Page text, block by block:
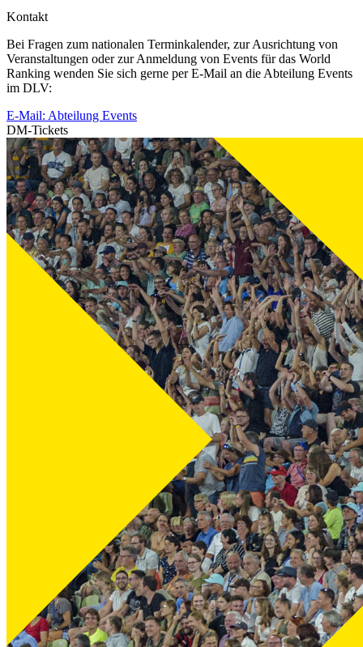
Kontakt
Bei Fragen zum nationalen Terminkalender, zur Ausrichtung von
Veranstaltungen oder zur Anmeldung von Events für das World
Ranking wenden Sie sich gerne per E-Mail an die Abteilung Events
im DLV:
E-Mail: Abteilung Events
DM-Tickets